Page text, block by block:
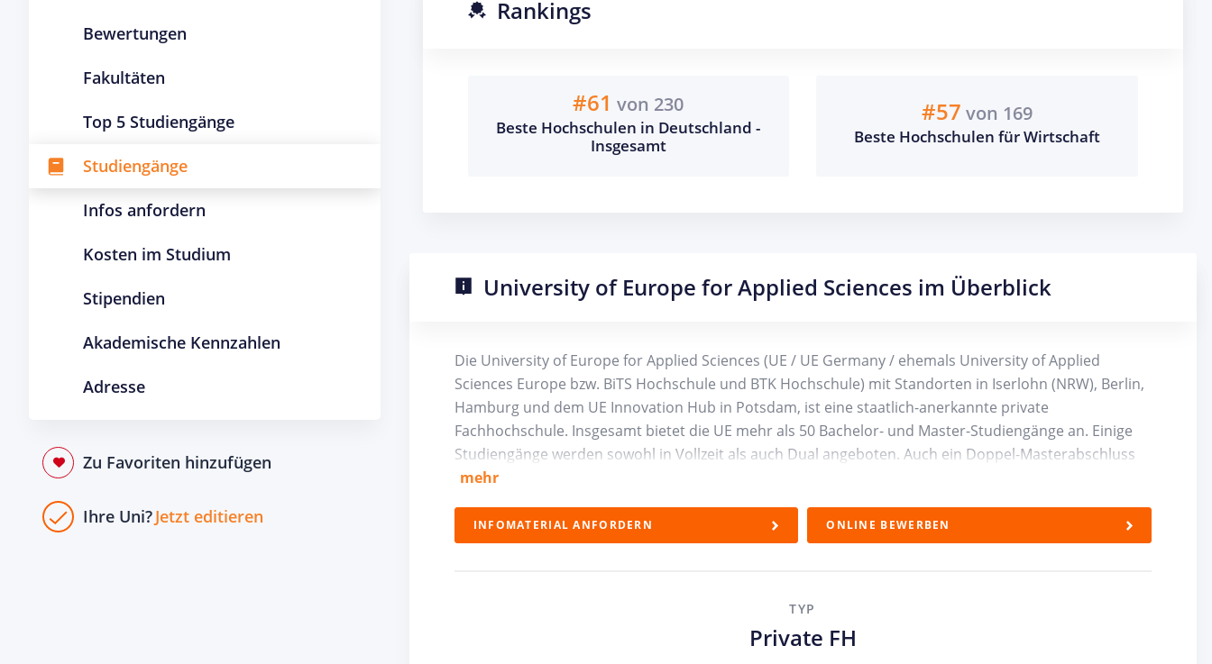
Bewertungen
Fakultäten
Top 5 Studiengänge
Studiengänge
Infos anfordern
Kosten im Studium
Stipendien
Akademische Kennzahlen
Adresse
Zu Favoriten hinzufügen
Ihre Uni?Jetzt editieren
Rankings
#61 von 230
Beste Hochschulen in Deutschland -
Insgesamt
#57 von 169
Beste Hochschulen für Wirtschaft
University of Europe for Applied Sciences im Überblick
Die University of Europe for Applied Sciences (UE / UE Germany / ehemals University of Applied
Sciences Europe bzw. BiTS Hochschule und BTK Hochschule) mit Standorten in Iserlohn (NRW), Berlin,
Hamburg und dem UE Innovation Hub in Potsdam, ist eine staatlich-anerkannte private
Fachhochschule. Insgesamt bietet die UE mehr als 50 Bachelor- und Master-Studiengänge an. Einige
Studiengänge werden sowohl in Vollzeit als auch Dual angeboten. Auch ein Doppel-Masterabschluss
ist möglich im Bereich Psychologie. Zur Auswahl stehen Fächer in den Bereichen:
Wirtschaft
Psychologie
mehr
INFOMATERIAL ANFORDERN ONLINE BEWERBEN
TYP
Private FH